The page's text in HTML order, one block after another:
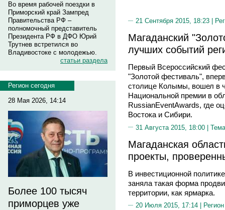
Во время рабочей поездки в
Приморский край Зампред
Правительства РФ –
полномочный представитель
Президента РФ в ДФО Юрий
Трутнев встретился во
Владивостоке с молодежью.
статьи раздела
Регион сегодня
28 Мая 2026, 14:14
Более 100 тысяч
приморцев уже
21 Сентября 2015, 18:23 |
Магаданский
лучших событий
Первый Всероссийский
"Золотой фестиваль",
столице Колымы, вошел в
Национальной премии в
RussianEventAwards, где
Востока и Сибири.
31 Августа 2015, 18:00 |
Магаданская
проекты,
В инвестиционной
заняла такая форма
территории, как ярмарка.
20 Июля 2015, 17:14 |